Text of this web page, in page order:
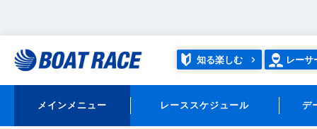
知る楽しむ レーサ
メインメニュー レーススケジュール デ